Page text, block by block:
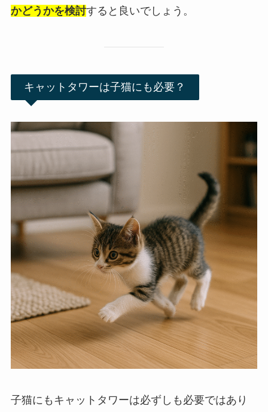
かどうかを検討すると良いでしょう。
キャットタワーは子猫にも必要？
子猫にもキャットタワーは必ずしも必要ではあり